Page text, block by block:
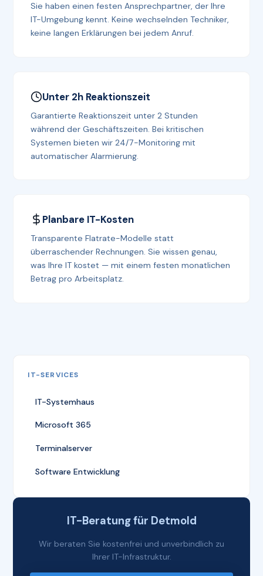
Sie haben einen festen Ansprechpartner, der Ihre
IT-Umgebung kennt. Keine wechselnden Techniker,
keine langen Erklärungen bei jedem Anruf.
Unter 2h Reaktionszeit
Garantierte Reaktionszeit unter 2 Stunden
während der Geschäftszeiten. Bei kritischen
Systemen bieten wir 24/7-Monitoring mit
automatischer Alarmierung.
Planbare IT-Kosten
Transparente Flatrate-Modelle statt
überraschender Rechnungen. Sie wissen genau,
was Ihre IT kostet — mit einem festen monatlichen
Betrag pro Arbeitsplatz.
IT-SERVICES
IT-Systemhaus
Microsoft 365
Terminalserver
Software Entwicklung
IT-Beratung für Detmold
Wir beraten Sie kostenfrei und unverbindlich zu
Ihrer IT-Infrastruktur.